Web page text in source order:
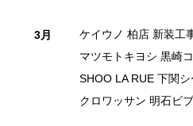
3月
ケイウノ 柏店 新装工
マツモトキヨシ 黒崎
SHOO LA RUE 下関
クロワッサン 明石ビ